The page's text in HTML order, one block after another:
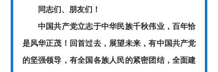
同志们、朋友们！
中国共产党立志于中华民族千秋伟业，百年恰
是风华正茂！回首过去，展望未来，有中国共产党
的坚强领导，有全国各族人民的紧密团结，全面建